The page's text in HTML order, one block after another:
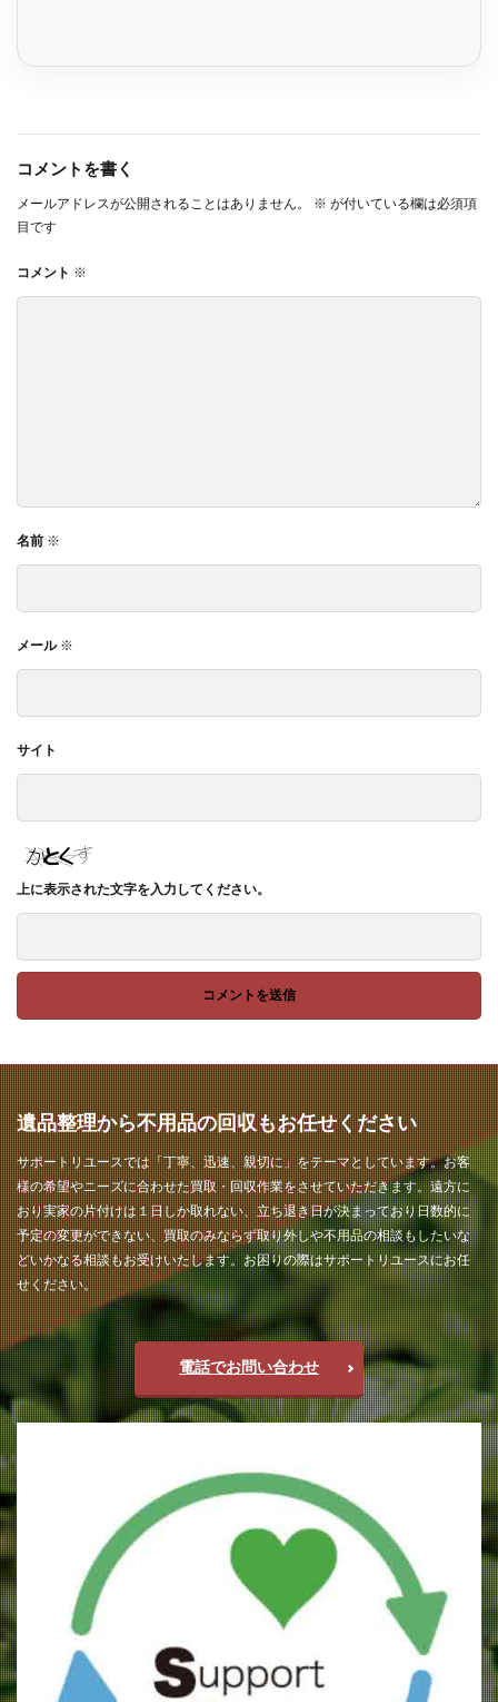
コメントを書く
メールアドレスが公開されることはありません。 ※ が付いている欄は必須項
目です
コメント ※
名前 ※
メール ※
サイト
上に表示された文字を入力してください。
遺品整理から不用品の回収もお任せください
サポートリユースでは「丁寧、迅速、親切に」をテーマとしています。お客
様の希望やニーズに合わせた買取・回収作業をさせていただきます。遠方に
おり実家の片付けは１日しか取れない、立ち退き日が決まっており日数的に
予定の変更ができない、買取のみならず取り外しや不用品の相談もしたいな
どいかなる相談もお受けいたします。お困りの際はサポートリユースにお任
せください。
電話でお問い合わせ